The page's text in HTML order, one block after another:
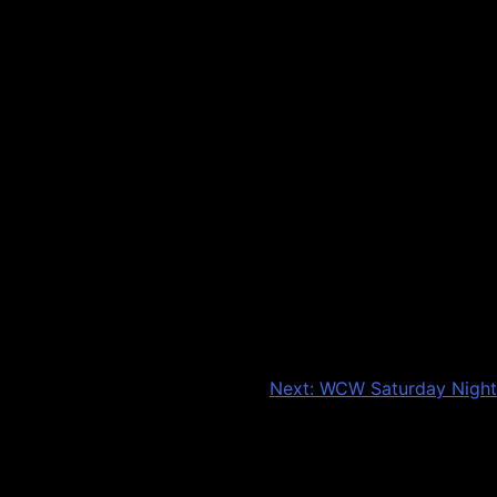
Next: WCW Saturday Night